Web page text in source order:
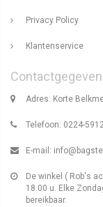
Privacy Policy
Klantenservice
Adres: Korte
Telefoon: 0224-
E-mail:
De winkel ( Rob's
18.00 u. Elke
bereikbaar.